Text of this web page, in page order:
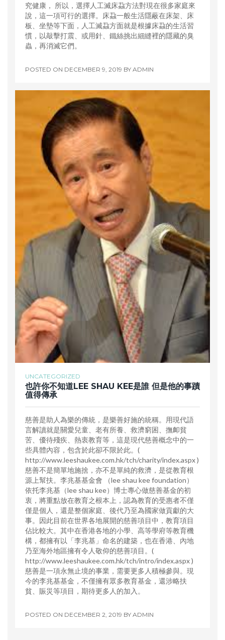
究健康， 所以，選擇人工滅床蝨方法對現在很多家庭來
說，這一項可行的選擇。床蝨一般生活隱蔽在床架、床
板、坐墊等下面，人工滅蝨方面就是根據床蝨的生活習
慣，以敲擊打震、或用針、鐵絲挑出細縫裡的隱藏的臭
蟲，再消滅它們。
POSTED ON DECEMBER 9, 2019 BY ADMIN
UNCATEGORIZED
也許你不知道LEE SHAU KEE是誰 但是他的事蹟
值得傳承
慈善是助人為樂的傳統，是樂善好施的統稱。用現代語
言解讀就是關愛兒童、老有所養、救濟窮困、撫卹貧
苦、優待殘疾、熱衷教育等，這是現代慈善概念中的一
些具體內容，包含於此卻不限於此。(
http://www.leeshaukee.com.hk/tch/charity/index.aspx )
慈善不是簡單地施捨，亦不是單純的救濟，是從教育根
源上幫扶。李兆基基金會 （lee shau kee foundation）
依托李兆基（lee shau kee）博士專心做慈善基金的初
衷，將重點放在教育之根本上，認為教育的受惠者不僅
僅是個人，還是整個家庭、後代乃至為國家做貢獻的大
事。因此目前在世界各地展開的慈善項目中，教育項目
佔比較大。其中在香港各地的小學、高等學府等教育機
構，都擁有以「李兆基」命名的建築，也在香港、內地
乃至海外地區擁有令人敬仰的慈善項目。(
http://www.leeshaukee.com.hk/tch/intro/index.aspx )
慈善是一項永無止境的事業，需要更多人積極參與。現
今的李兆基基金，不僅擁有眾多教育基金，還涉略扶
貧、賑災等項目，期待更多人的加入。
POSTED ON DECEMBER 2, 2019 BY ADMIN